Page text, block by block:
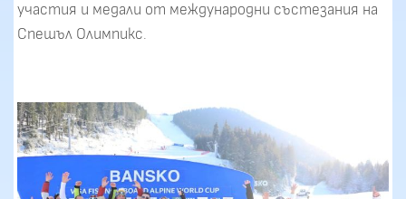
участия и медали от международни състезания на
Спешъл Олимпикс.